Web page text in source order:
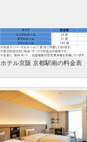
ホテル京阪 京都駅南の料金表